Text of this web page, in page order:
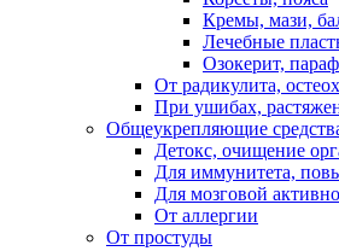
Кремы, мази,
Лечебные
Озокерит,
От радикулита,
При ушибах,
Общеукрепляющие
Детокс, очищение
Для иммунитета,
Для мозговой
От аллергии
От простуды